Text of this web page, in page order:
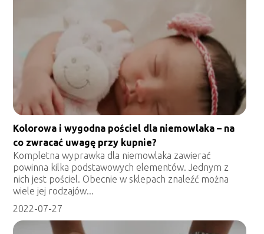
Kolorowa i wygodna pościel dla niemowlaka – na
co zwracać uwagę przy kupnie?
Kompletna wyprawka dla niemowlaka zawierać
powinna kilka podstawowych elementów. Jednym z
nich jest pościel. Obecnie w sklepach znaleźć można
wiele jej rodzajów...
2022-07-27